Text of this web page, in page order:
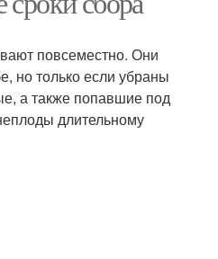
повсеместно. Они
но только если убраны
а также попавшие под
длительному